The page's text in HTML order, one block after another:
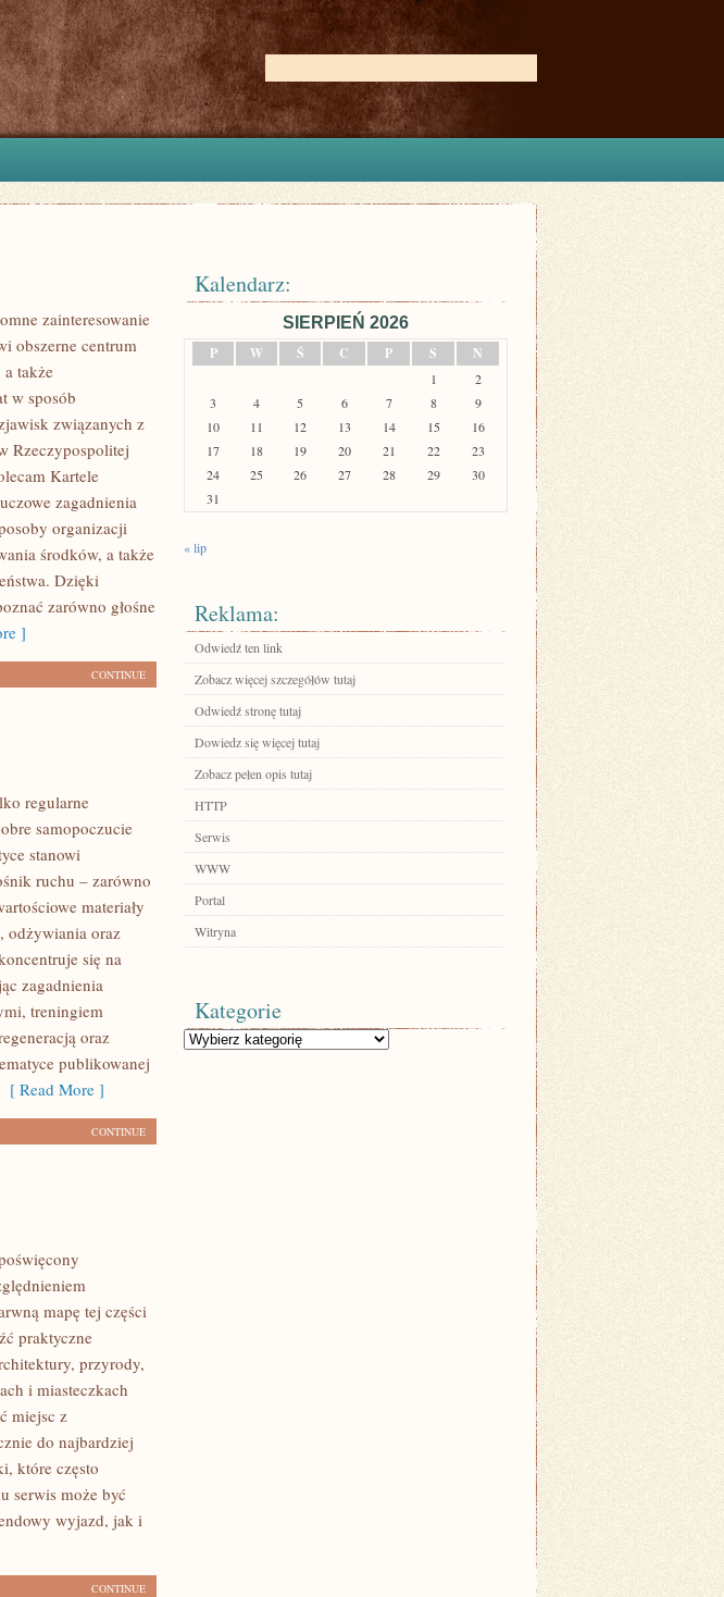
zainteresowanie
obszerne centrum
także
w sposób
związanych z
Rzeczypospolitej
Kartele
zagadnienia
organizacji
środków, a także
Dzięki
zarówno głośne
]
CONTINUE
regularne
samopoczucie
stanowi
ruchu – zarówno
materiały
odżywiania oraz
się na
zagadnienia
treningiem
oraz
publikowanej
[ Read More ]
CONTINUE
mapę tej części
praktyczne
przyrody,
i miasteczkach
miejsc z
do najbardziej
które często
serwis może być
wyjazd, jak i
CONTINUE
Kalendarz:
SIERPIEŃ 2026
P
W Ś C P S N
1
2
3
4 5 6 7 8
9
10
11 12 13 14 15
16
17
18 19 20 21 22
23
24
25 26 27 28 29
30
31
« lip
Reklama:
Odwiedź ten link
Zobacz więcej szczegółów tutaj
Odwiedź stronę tutaj
Dowiedz się więcej tutaj
Zobacz pełen opis tutaj
HTTP
Serwis
WWW
Portal
Witryna
Kategorie
Kategorie